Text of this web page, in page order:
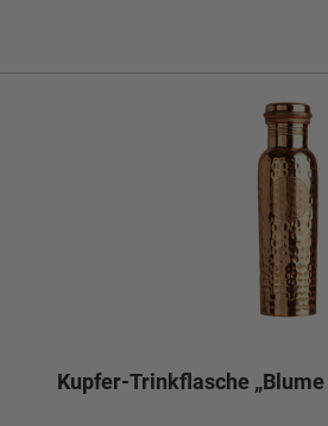
Kupfer-Trinkflasche „Blume